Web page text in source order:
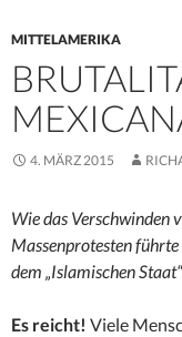
MITTELAMERIKA
4. MÄRZ 2015
Wie das Verschwinden
Massenprotesten
dem „Islamischen
Es reicht! Viele